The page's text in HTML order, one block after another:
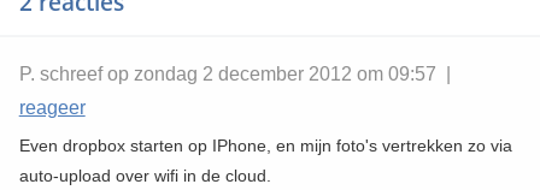
P. schreef op zondag 2 december 2012 om 09:57 |
reageer
Even dropbox starten op IPhone, en mijn foto's vertrekken zo via
auto-upload over wifi in de cloud.